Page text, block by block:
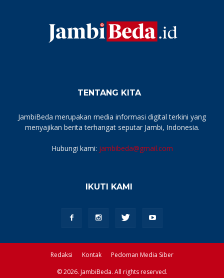
TENTANG KITA
JambiBeda merupakan media informasi digital terkini yang
menyajikan berita terhangat seputar Jambi, Indonesia.
Hubungi kami: jambibeda@gmail.com
IKUTI KAMI
Redaksi Kontak
Pedoman Media Siber
© 2026. JambiBeda. All rights reserved.